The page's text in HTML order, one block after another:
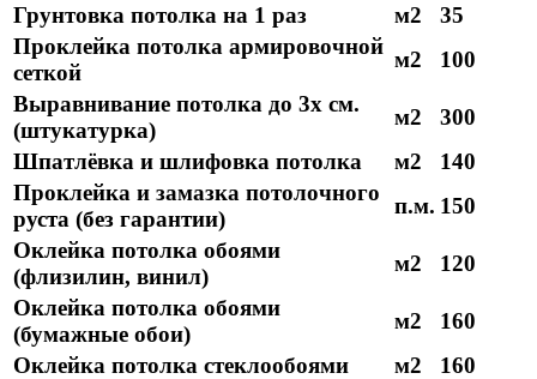
Грунтовка потолка на 1 раз м2
35
Проклейка потолка армировочной
сеткой
м2
100
Выравнивание потолка до 3х см.
(штукатурка)
м2
300
Шпатлёвка и шлифовка потолка
м2
140
Проклейка и замазка потолочного
руста (без гарантии)
п.м. 150
Оклейка потолка обоями
(флизилин, винил)
м2
120
Оклейка потолка обоями
(бумажные обои)
м2
160
Оклейка потолка стеклообоями
м2
160